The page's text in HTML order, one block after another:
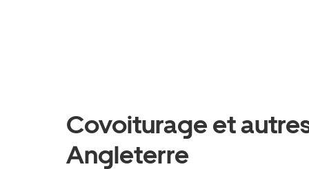
Covoiturage et
Angleterre